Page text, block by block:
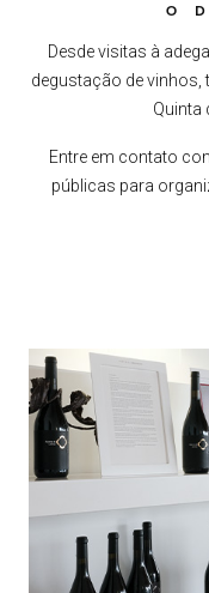
O
Desde visitas à
degustação de vinhos,
Quinta
Entre em contato
públicas para